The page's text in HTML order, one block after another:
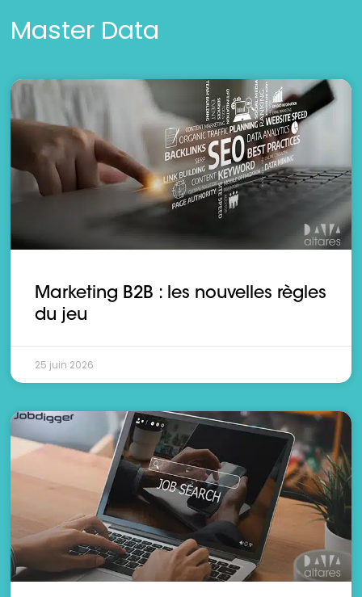
Master Data
Marketing B2B : les nouvelles règles
du jeu
25 juin 2026